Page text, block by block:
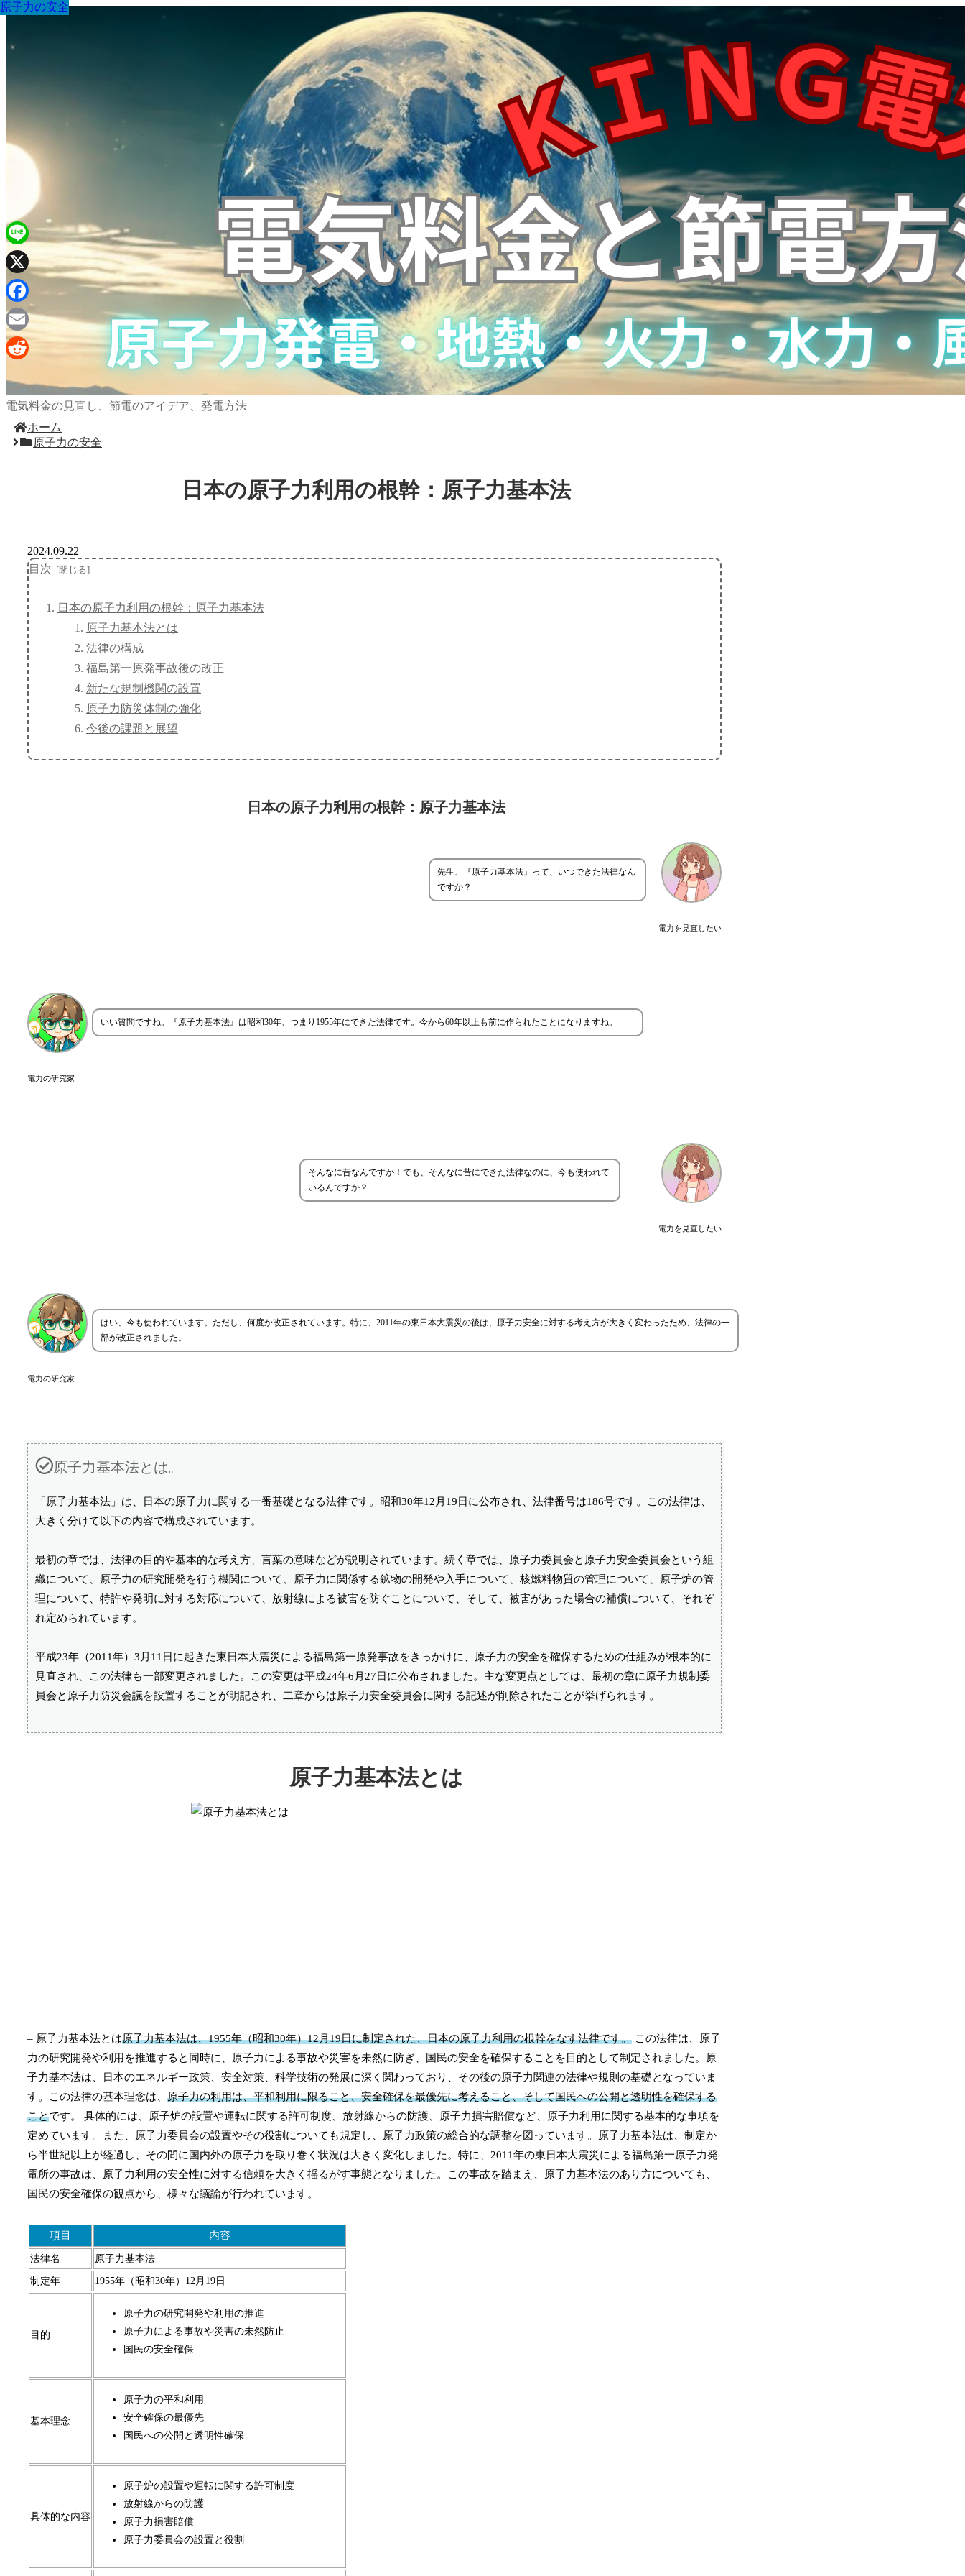
電気料金の見直し、節電のアイデア、発電方法
ホーム
原子力の安全
日本の原子力利用の根幹：原子力基本法
原子力の安全
2024.09.22
目次
日本の原子力利用の根幹：原子力基本法
原子力基本法とは
法律の構成
福島第一原発事故後の改正
新たな規制機関の設置
原子力防災体制の強化
今後の課題と展望
日本の原子力利用の根幹：原子力基本法
電力を見直したい
先生、『原子力基本法』って、いつできた法律なん
ですか？
電力の研究家
いい質問ですね。『原子力基本法』は昭和30年、つまり1955年にできた法律です。今から60年以上も前に作られたことになりますね。
電力を見直したい
そんなに昔なんですか！でも、そんなに昔にできた法律なのに、今も使われて
いるんですか？
電力の研究家
はい、今も使われています。ただし、何度か改正されています。特に、2011年の東日本大震災の後は、原子力安全に対する考え方が大きく変わったため、法律の一
部が改正されました。
原子力基本法とは。
「原子力基本法」は、日本の原子力に関する一番基礎となる法律です。昭和30年12月19日に公布され、法律番号は186号です。この法律は、
大きく分けて以下の内容で構成されています。
最初の章では、法律の目的や基本的な考え方、言葉の意味などが説明されています。続く章では、原子力委員会と原子力安全委員会という組
織について、原子力の研究開発を行う機関について、原子力に関係する鉱物の開発や入手について、核燃料物質の管理について、原子炉の管
理について、特許や発明に対する対応について、放射線による被害を防ぐことについて、そして、被害があった場合の補償について、それぞ
れ定められています。
平成23年（2011年）3月11日に起きた東日本大震災による福島第一原発事故をきっかけに、原子力の安全を確保するための仕組みが根本的に
見直され、この法律も一部変更されました。この変更は平成24年6月27日に公布されました。主な変更点としては、最初の章に原子力規制委
員会と原子力防災会議を設置することが明記され、二章からは原子力安全委員会に関する記述が削除されたことが挙げられます。
原子力基本法とは
– 原子力基本法とは原子力基本法は、1955年（昭和30年）12月19日に制定された、日本の原子力利用の根幹をなす法律です。 この法律は、原子
力の研究開発や利用を推進すると同時に、原子力による事故や災害を未然に防ぎ、国民の安全を確保することを目的として制定されました。原
子力基本法は、日本のエネルギー政策、安全対策、科学技術の発展に深く関わっており、その後の原子力関連の法律や規則の基礎となっていま
す。この法律の基本理念は、 原子力の利用は、平和利用に限ること、安全確保を最優先に考えること、そして国民への公開と透明性を確保する
ことです。 具体的には、原子炉の設置や運転に関する許可制度、放射線からの防護、原子力損害賠償など、原子力利用に関する基本的な事項を
定めています。また、原子力委員会の設置やその役割についても規定し、原子力政策の総合的な調整を図っています。原子力基本法は、制定か
ら半世紀以上が経過し、その間に国内外の原子力を取り巻く状況は大きく変化しました。特に、2011年の東日本大震災による福島第一原子力発
電所の事故は、原子力利用の安全性に対する信頼を大きく揺るがす事態となりました。この事故を踏まえ、原子力基本法のあり方についても、
国民の安全確保の観点から、様々な議論が行われています。
項目 内容
法律名 原子力基本法
制定年 1955年（昭和30年）12月19日
目的
原子力の研究開発や利用の推進
原子力による事故や災害の未然防止
国民の安全確保
基本理念
原子力の平和利用
安全確保の最優先
国民への公開と透明性確保
具体的な内容
原子炉の設置や運転に関する許可制度
放射線からの防護
原子力損害賠償
原子力委員会の設置と役割
原子力の安全
原子力の安全
原子力の安全
原子力の安全
原子力の安全
原子力の安全
原子力の安全
原子力の安全
Line
X
Facebook
Email